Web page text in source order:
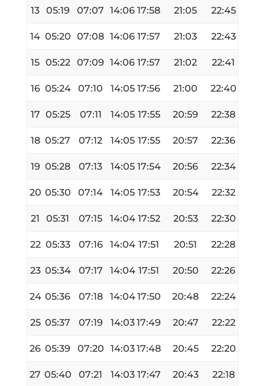
13 05:19 07:07 14:06 17:58 21:05 22:45
14 05:20 07:08 14:06 17:57 21:03 22:43
15 05:22 07:09 14:06 17:57 21:02 22:41
16 05:24 07:10 14:05 17:56 21:00 22:40
17 05:25 07:11 14:05 17:55 20:59 22:38
18 05:27 07:12 14:05 17:55 20:57 22:36
19 05:28 07:13 14:05 17:54 20:56 22:34
20 05:30 07:14 14:05 17:53 20:54 22:32
21 05:31 07:15 14:04 17:52 20:53 22:30
22 05:33 07:16 14:04 17:51 20:51 22:28
23 05:34 07:17 14:04 17:51 20:50 22:26
24 05:36 07:18 14:0417:50 20:48 22:24
25 05:37 07:19 14:0317:49 20:47 22:22
26 05:39 07:20 14:0317:48 20:45 22:20
27 05:40 07:21 14:03 17:47 20:43 22:18